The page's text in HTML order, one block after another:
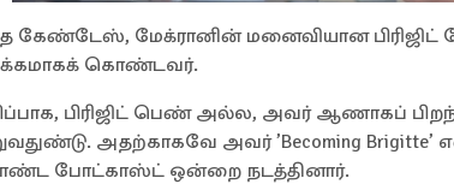
கேண்டேஸ், மேக்ரானின் மனைவியான பிரிஜிட்
கொண்டவர்.
பிரிஜிட் பெண் அல்ல, அவர் ஆணாகப்
அதற்காகவே அவர் ’Becoming
போட்காஸ்ட் ஒன்றை நடத்தினார்.